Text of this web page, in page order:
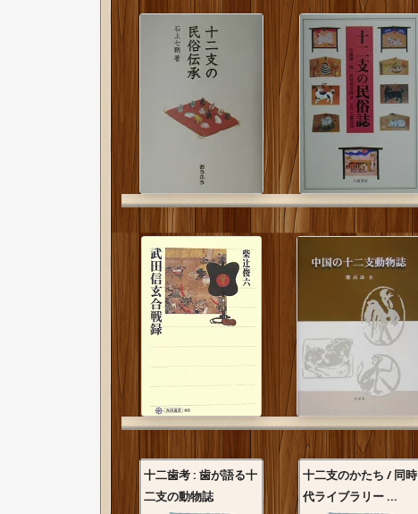
十二歯考 : 歯が語る十
二支の動物誌
十二支のかたち / 同時
代ライブラリー ...